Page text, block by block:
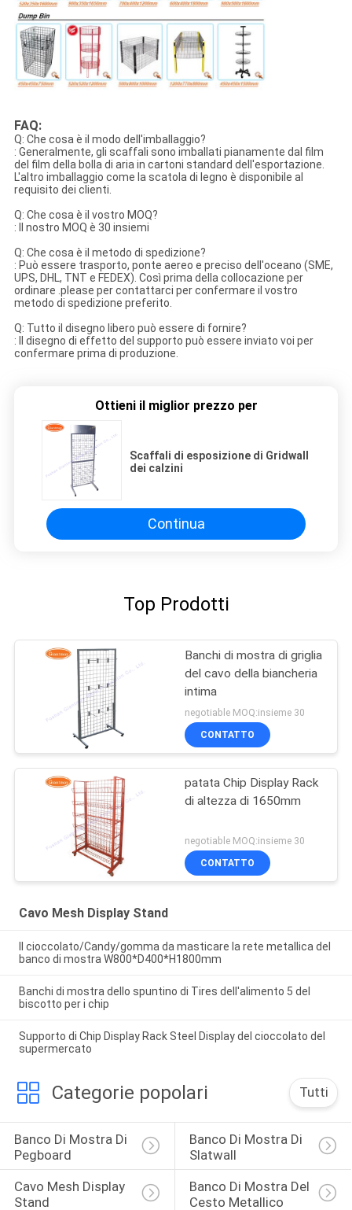
FAQ:
Q: Che cosa è il modo dell'imballaggio?
: Generalmente, gli scaffali sono imballati pianamente dal film
del film della bolla di aria in cartoni standard dell'esportazione.
L'altro imballaggio come la scatola di legno è disponibile al
requisito dei clienti.
Q: Che cosa è il vostro MOQ?
: Il nostro MOQ è 30 insiemi
Q: Che cosa è il metodo di spedizione?
: Può essere trasporto, ponte aereo e preciso dell'oceano (SME,
UPS, DHL, TNT e FEDEX). Così prima della collocazione per
ordinare .please per contattarci per confermare il vostro
metodo di spedizione preferito.
Q: Tutto il disegno libero può essere di fornire?
: Il disegno di effetto del supporto può essere inviato voi per
confermare prima di produzione.
Ottieni il miglior prezzo per
Scaffali di esposizione di Gridwall
dei calzini
Continua
Top Prodotti
Banchi di mostra di griglia
del cavo della biancheria
intima
negotiable MOQ:insieme 30
CONTATTO
patata Chip Display Rack
di altezza di 1650mm
negotiable MOQ:insieme 30
CONTATTO
Cavo Mesh Display Stand
Il cioccolato/Candy/gomma da masticare la rete metallica del
banco di mostra W800*D400*H1800mm
Banchi di mostra dello spuntino di Tires dell'alimento 5 del
biscotto per i chip
Supporto di Chip Display Rack Steel Display del cioccolato del
supermercato
Categorie popolari Tutti
Banco Di Mostra Di
Pegboard
Banco Di Mostra Di
Slatwall
Cavo Mesh Display
Stand
Banco Di Mostra Del
Cesto Metallico